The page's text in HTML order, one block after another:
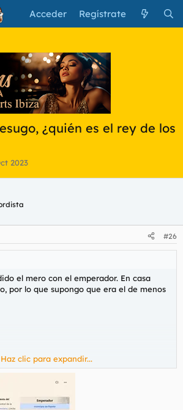
Acceder Regístrate
¿quién es el rey de los
2023
#26
el mero con el emperador. En casa
por lo que supongo que era el de menos
Haz clic para expandir...